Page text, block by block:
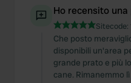
Ho recensito una
Sitecode:
Che posto
disponibili un'area
grande prato e più
cane. Rimanemmo